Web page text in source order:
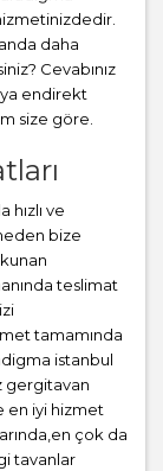
daha
Cevabınız
endirekt
size göre.
ve
bize
teslimat
tamamında
istanbul
gergitavan
en iyi hizmet
çok da
tavanlar